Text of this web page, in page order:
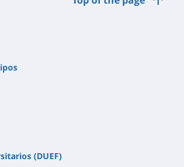
(DUEF)